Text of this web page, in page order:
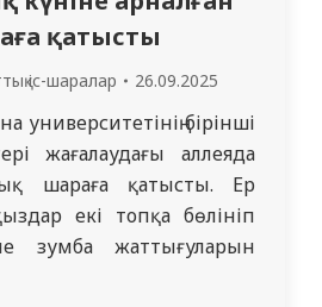
қатысты
іс-шаралар 26.09.2025
бірінші
жағалаудағы аллеяда
шараға қатысты. Ер
екі топқа бөлініп
зумба жаттығуларын
кейін бадминтон және